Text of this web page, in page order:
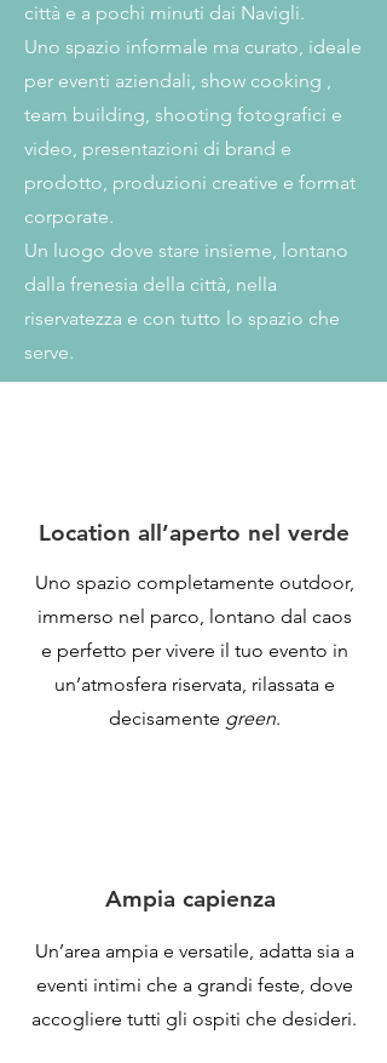
città e a pochi minuti dai Navigli.
Uno spazio informale ma curato, ideale
per eventi aziendali, show cooking ,
team building, shooting fotografici e
video, presentazioni di brand e
prodotto, produzioni creative e format
corporate.
Un luogo dove stare insieme, lontano
dalla frenesia della città, nella
riservatezza e con tutto lo spazio che
serve.
Location all’aperto nel verde
Uno spazio completamente outdoor,
immerso nel parco, lontano dal caos
e perfetto per vivere il tuo evento in
un’atmosfera riservata, rilassata e
decisamente green.
Ampia capienza
Un’area ampia e versatile, adatta sia a
eventi intimi che a grandi feste, dove
accogliere tutti gli ospiti che desideri.